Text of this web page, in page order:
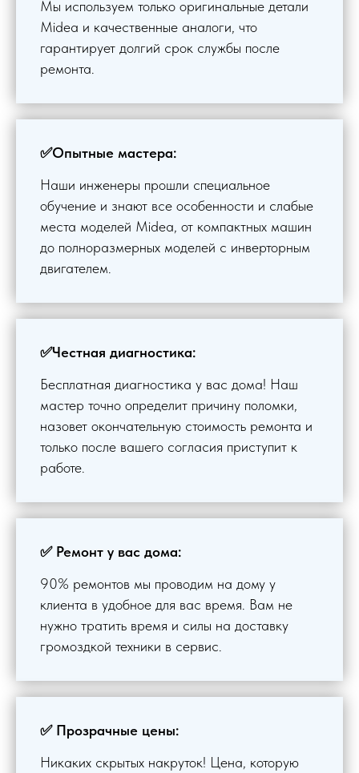
Мы используем только оригинальные детали
Midea и качественные аналоги, что
гарантирует долгий срок службы после
ремонта.
✅Опытные мастера:
Наши инженеры прошли специальное
обучение и знают все особенности и слабые
места моделей Midea, от компактных машин
до полноразмерных моделей с инверторным
двигателем.
✅Честная диагностика:
Бесплатная диагностика у вас дома! Наш
мастер точно определит причину поломки,
назовет окончательную стоимость ремонта и
только после вашего согласия приступит к
работе.
✅ Ремонт у вас дома:
90% ремонтов мы проводим на дому у
клиента в удобное для вас время. Вам не
нужно тратить время и силы на доставку
громоздкой техники в сервис.
✅ Прозрачные цены:
Никаких скрытых накруток! Цена, которую